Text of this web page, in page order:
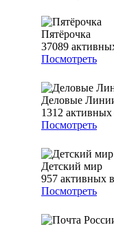
Пятёрочка
37089
Посмотреть
Деловые
1312 активных
Посмотреть
Детский мир
957 активных
Посмотреть